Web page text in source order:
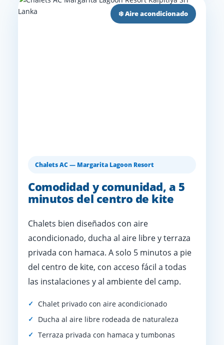
❄️ Aire acondicionado
Chalets AC — Margarita Lagoon Resort
Comodidad y comunidad, a 5
minutos del centro de kite
Chalets bien diseñados con aire
acondicionado, ducha al aire libre y terraza
privada con hamaca. A solo 5 minutos a pie
del centro de kite, con acceso fácil a todas
las instalaciones y al ambiente del camp.
Chalet privado con aire acondicionado
Ducha al aire libre rodeada de naturaleza
Terraza privada con hamaca y tumbonas